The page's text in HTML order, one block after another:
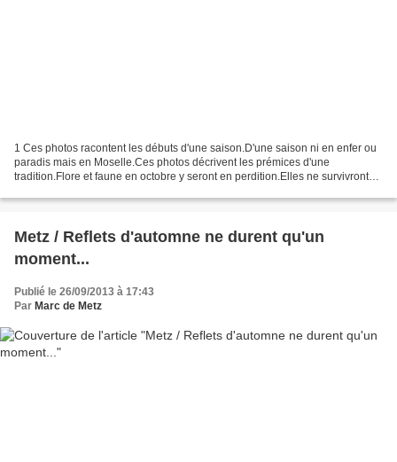
1 Ces photos racontent les débuts d'une saison.D'une saison ni en enfer ou
paradis mais en Moselle.Ces photos décrivent les prémices d'une
tradition.Flore et faune en octobre y seront en perdition.Elles ne survivront
Metz / Reflets d'automne ne durent qu'un
moment...
Publié le 26/09/2013 à 17:43
Par Marc de Metz